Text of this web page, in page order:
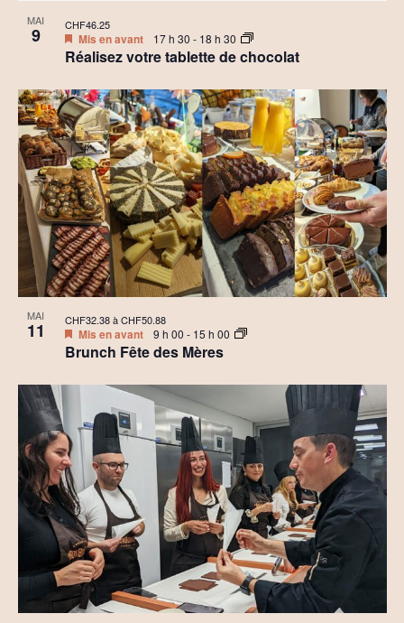
MAI
9
Réalisez votre tablette de chocolat
Mis en avant 17 h 30 - 18 h 30
CHF46.25
MAI
11
Brunch Fête des Mères
Mis en avant 9 h 00 - 15 h 00
CHF32.38 à CHF50.88